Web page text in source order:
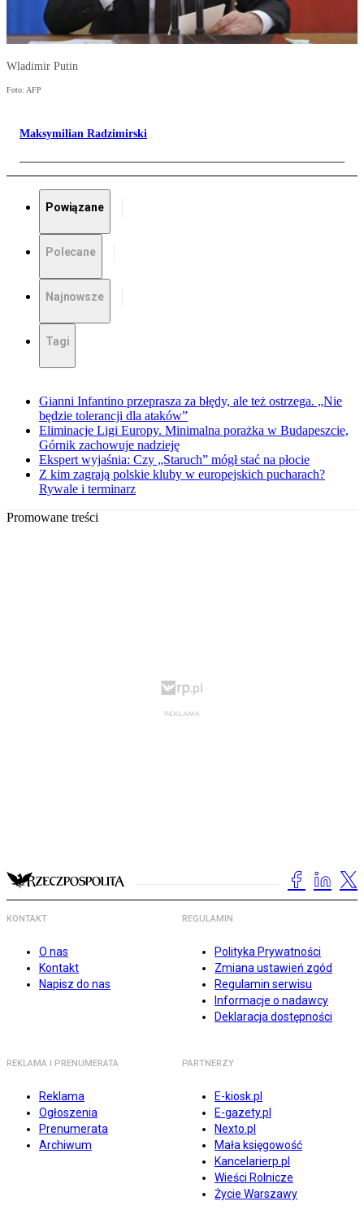
Wladimir Putin
Foto: AFP
Maksymilian Radzimirski
Powiązane
Polecane
Najnowsze
Tagi
Gianni Infantino przeprasza za błędy, ale też ostrzega. „Nie
będzie tolerancji dla ataków”
Eliminacje Ligi Europy. Minimalna porażka w Budapeszcie,
Górnik zachowuje nadzieję
Ekspert wyjaśnia: Czy „Staruch” mógł stać na płocie
Z kim zagrają polskie kluby w europejskich pucharach?
Rywale i terminarz
Promowane treści
KONTAKT
O nas
Kontakt
Napisz do nas
REGULAMIN
Polityka Prywatności
Zmiana ustawień zgód
Regulamin serwisu
Informacje o nadawcy
Deklaracja dostępności
REKLAMA I PRENUMERATA
Reklama
Ogłoszenia
Prenumerata
Archiwum
PARTNERZY
E-kiosk.pl
E-gazety.pl
Nexto.pl
Mała księgowość
Kancelarierp.pl
Wieści Rolnicze
Życie Warszawy